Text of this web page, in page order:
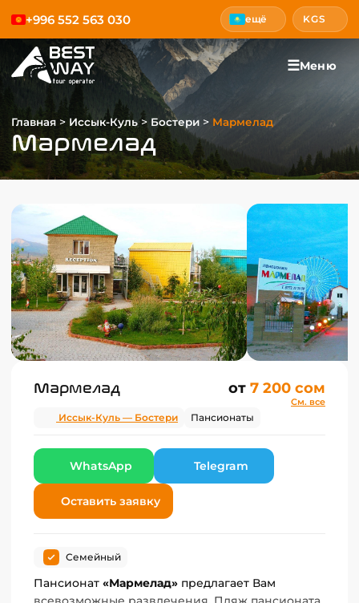
+996 552 563 030 ещё KGS
☰Меню
Главная > Иссык-Куль > Бостери > Мармелад
Мармелад
Мармелад от 7 200 сом
См. все
Иссык-Куль — Бостери Пансионаты
WhatsApp Telegram
Оставить заявку
Семейный
Пансионат «Мармелад» предлагает Вам